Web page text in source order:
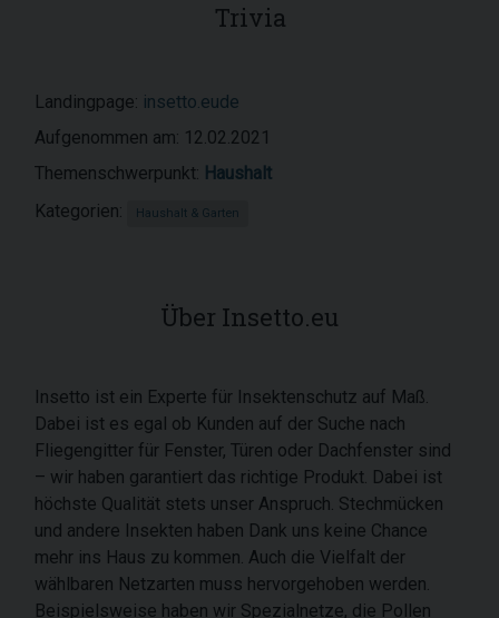
Trivia
Landingpage: insetto.eude
Aufgenommen am: 12.02.2021
Themenschwerpunkt: Haushalt
Kategorien:
Haushalt & Garten
Über Insetto.eu
Insetto ist ein Experte für Insektenschutz auf Maß.
Dabei ist es egal ob Kunden auf der Suche nach
Fliegengitter für Fenster, Türen oder Dachfenster sind
– wir haben garantiert das richtige Produkt. Dabei ist
höchste Qualität stets unser Anspruch. Stechmücken
und andere Insekten haben Dank uns keine Chance
mehr ins Haus zu kommen. Auch die Vielfalt der
wählbaren Netzarten muss hervorgehoben werden.
Beispielsweise haben wir Spezialnetze, die Pollen